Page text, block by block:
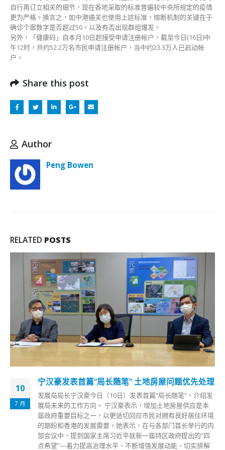
自行再订立相关的细节，现在各地采取的标准普遍较中央所规定的疫情
更为严格。换言之，如中港通关也使用上述标准，熔断机制的关键在于
确诊个案数字是否超过50，以及有否出现群组爆发。
另外，「健康码」自本月10日起接受申请注册帐户，截至今日(16日)中
午12时，共约52.2万名市民申请注册帐户，当中约23.3万人已启动帐
户。
Share this post
Author
Peng Bowen
RELATED POSTS
10
4 月
香港特区政府预告分阶段放宽社交距离及复课 将
于本周初公布详情
香港第5波疫情未遏，香港特区政府今日(10日)继续召开抗疫记
者会，行政长官林郑月娥表示，确诊个案呈下降趋势，疫情平
隐未见反弹，她预告本周内将会公布三项逐步放宽措施，包括
复课、社交距离及归还被征用作隔离设施的公屋。 林郑月娥
表示，下星期香港特区政府有三项重点处理工作，包括公布全